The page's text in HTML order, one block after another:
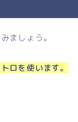
ましょう。
ロを使います。